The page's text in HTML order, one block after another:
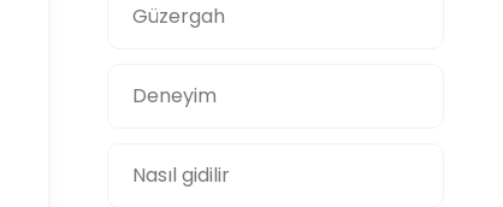
Güzergah
Deneyim
Nasıl gidilir